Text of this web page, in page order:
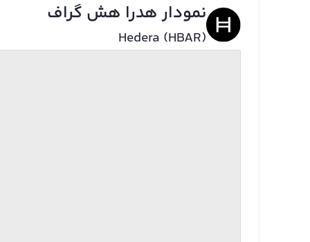
نمودار هدرا هش گراف
Hedera (HBAR)